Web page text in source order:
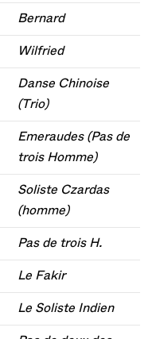
Bernard
Wilfried
Danse Chinoise
(Trio)
Emeraudes (Pas de
trois Homme)
Soliste Czardas
(homme)
Pas de trois H.
Le Fakir
Le Soliste Indien